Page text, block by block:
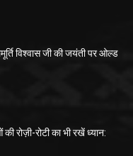
विश्वास जी की जयंती पर ओल्ड
रोज़ी-रोटी का भी रखें ध्यान: